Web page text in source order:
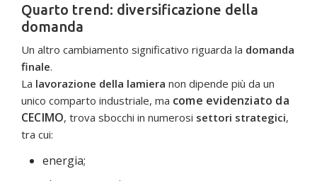
Quarto trend: diversificazione della
domanda
Un altro cambiamento significativo riguarda la domanda
finale.
La lavorazione della lamiera non dipende più da un
unico comparto industriale, ma come evidenziato da
CECIMO, trova sbocchi in numerosi settori strategici,
tra cui:
energia;